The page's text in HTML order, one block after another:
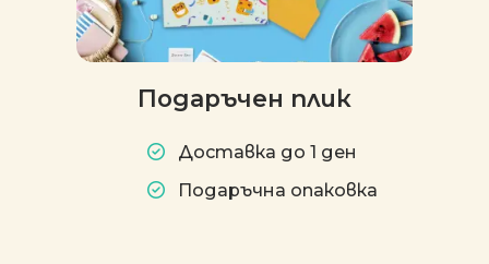
Подаръчен плик
Доставка до 1 ден
Подаръчна опаковка